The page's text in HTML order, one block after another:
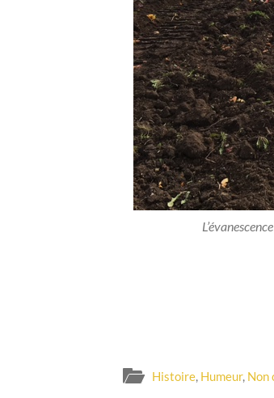
Histoire, Humeur, Non